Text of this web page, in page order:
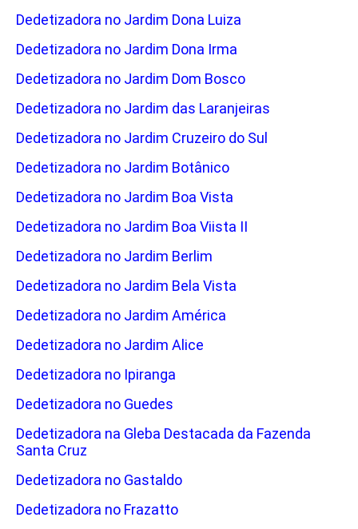
Dedetizadora no Jardim Dona Luiza
Dedetizadora no Jardim Dona Irma
Dedetizadora no Jardim Dom Bosco
Dedetizadora no Jardim das Laranjeiras
Dedetizadora no Jardim Cruzeiro do Sul
Dedetizadora no Jardim Botânico
Dedetizadora no Jardim Boa Vista
Dedetizadora no Jardim Boa Viista II
Dedetizadora no Jardim Berlim
Dedetizadora no Jardim Bela Vista
Dedetizadora no Jardim América
Dedetizadora no Jardim Alice
Dedetizadora no Ipiranga
Dedetizadora no Guedes
Dedetizadora na Gleba Destacada da Fazenda
Santa Cruz
Dedetizadora no Gastaldo
Dedetizadora no Frazatto